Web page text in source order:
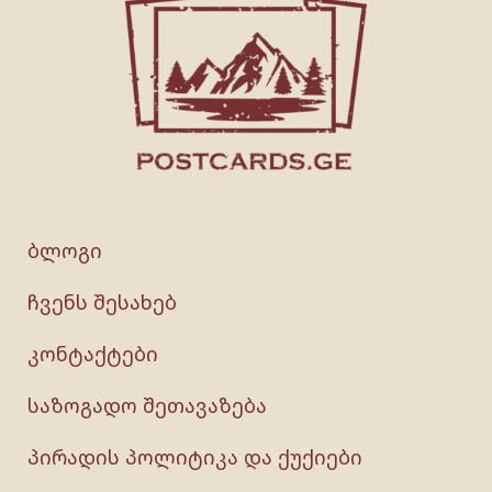
ბლოგი
ჩვენს შესახებ
კონტაქტები
საზოგადო შეთავაზება
პირადის პოლიტიკა და ქუქიები